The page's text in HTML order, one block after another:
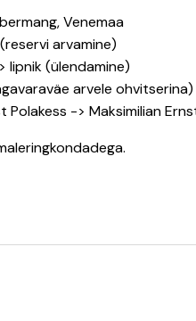
Venemaa
arvamine)
lipnik (ülendamine)
arvele ohvitserina)
Polakess -> Maksimilian